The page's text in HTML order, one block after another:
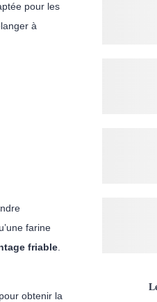
pour les
à
farine
friable
obtenir la